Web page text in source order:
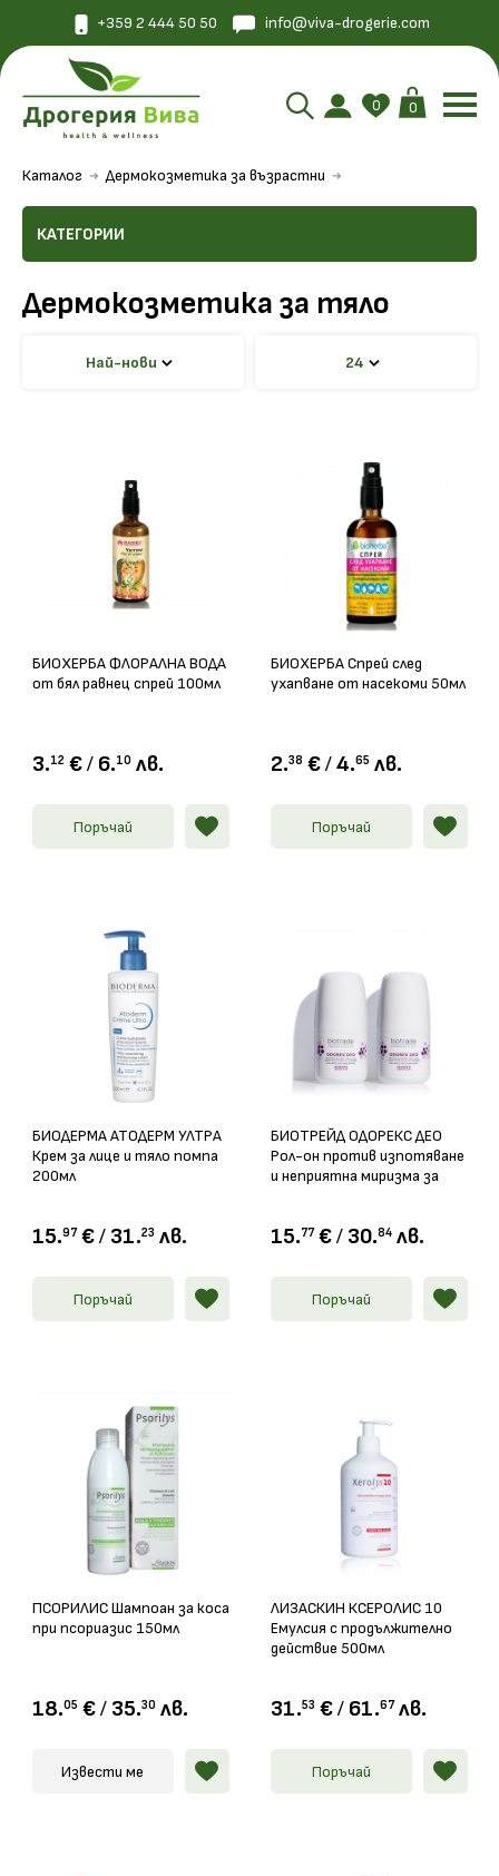
+359 2 444 50 50 info@viva-drogerie.com
0 0
Каталог Дермокозметика за възрастни
КАТЕГОРИИ
Дермокозметика за тяло
Най-нови 24
БИОХЕРБА ФЛОРАЛНА ВОДА
от бял равнец спрей 100мл
3.12 € / 6.10 лв.
Поръчай
БИОХЕРБА Спрей след
ухапване от насекоми 50мл
2.38 € / 4.65 лв.
Поръчай
БИОДЕРМА АТОДЕРМ УЛТРА
Крем за лице и тяло помпа
200мл
15.97 € / 31.23 лв.
Поръчай
БИОТРЕЙД ОДОРЕКС ДЕО
Рол-он против изпотяване
и неприятна миризма за
15.77 € / 30.84 лв.
Поръчай
ПСОРИЛИС Шампоан за коса
при псориазис 150мл
18.05 € / 35.30 лв.
Извести ме
ЛИЗАСКИН КСЕРОЛИС 10
Емулсия с продължително
действие 500мл
31.53 € / 61.67 лв.
Поръчай